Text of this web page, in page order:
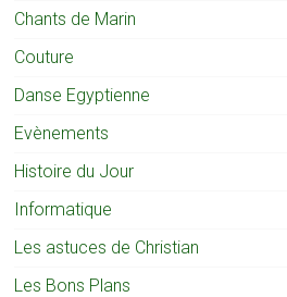
Chants de Marin
Couture
Danse Egyptienne
Evènements
Histoire du Jour
Informatique
Les astuces de Christian
Les Bons Plans